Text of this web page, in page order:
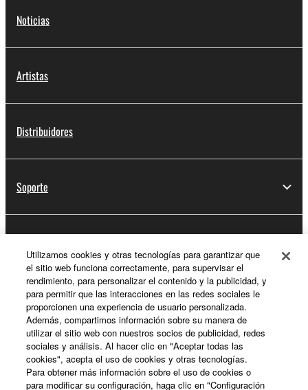
Noticias
Artistas
Distribuidores
Soporte
Acerca de Yamaha
España - Spanish
Empresa
Utilizamos cookies y otras tecnologías para garantizar que
el sitio web funciona correctamente, para supervisar el
rendimiento, para personalizar el contenido y la publicidad, y
para permitir que las interacciones en las redes sociales le
proporcionen una experiencia de usuario personalizada.
Además, compartimos información sobre su manera de
utilizar el sitio web con nuestros socios de publicidad, redes
sociales y análisis. Al hacer clic en "Aceptar todas las
cookies", acepta el uso de cookies y otras tecnologías.
Para obtener más información sobre el uso de cookies o
para modificar su configuración, haga clic en "Configuración